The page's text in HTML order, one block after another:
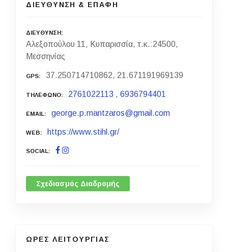
ΔΙΕΥΘΥΝΣΗ & ΕΠΑΦΗ
ΔΙΕΥΘΥΝΣΗ
Αλεξοπούλου 11, Κυπαρισσία, τ.κ.:24500,
Μεσσηνίας
GPS 37.250714710862, 21.671191969139
ΤΗΛΕΦΩΝΟ 2761022113 ,6936794401
EMAIL george.p.mantzaros@gmail.com
WEB https://www.stihl.gr/
SOCIAL
Σχεδιασμός Διαδρομής
ΩΡΕΣ ΛΕΙΤΟΥΡΓΙΑΣ